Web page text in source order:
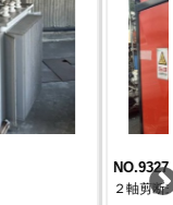
破砕機